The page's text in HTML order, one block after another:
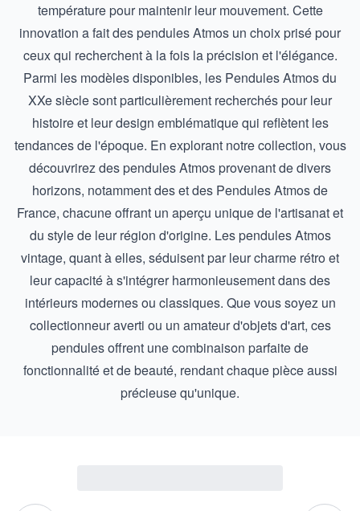
température pour maintenir leur mouvement. Cette
innovation a fait des pendules Atmos un choix prisé pour
ceux qui recherchent à la fois la précision et l'élégance.
Parmi les modèles disponibles, les Pendules Atmos du
XXe sièclesont particulièrement recherchés pour leur
histoire et leur design emblématique qui reflètent les
tendances de l'époque. En explorant notre collection, vous
découvrirez des pendules Atmos provenant de divers
horizons, notamment des et des Pendules Atmos de
France, chacune offrant un aperçu unique de l'artisanat et
du style de leur région d'origine. Les pendules Atmos
vintage, quant à elles, séduisent par leur charme rétro et
leur capacité à s'intégrer harmonieusement dans des
intérieurs modernes ou classiques. Que vous soyez un
collectionneur averti ou un amateur d'objets d'art, ces
pendules offrent une combinaison parfaite de
fonctionnalité et de beauté, rendant chaque pièce aussi
précieuse qu'unique.